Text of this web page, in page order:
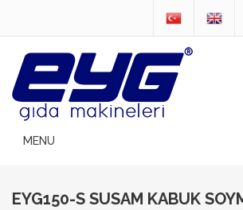
EYG150-S SUSAM KABUK